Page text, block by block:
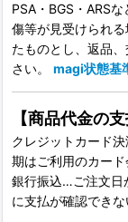
PSA・BGS・ARS
傷等が見受けられ
たものとし、返品
さい。 magi状態基
【商品代金の
クレジットカード
期はご利用のカード
銀行振込…ご注文日
に支払が確認でき